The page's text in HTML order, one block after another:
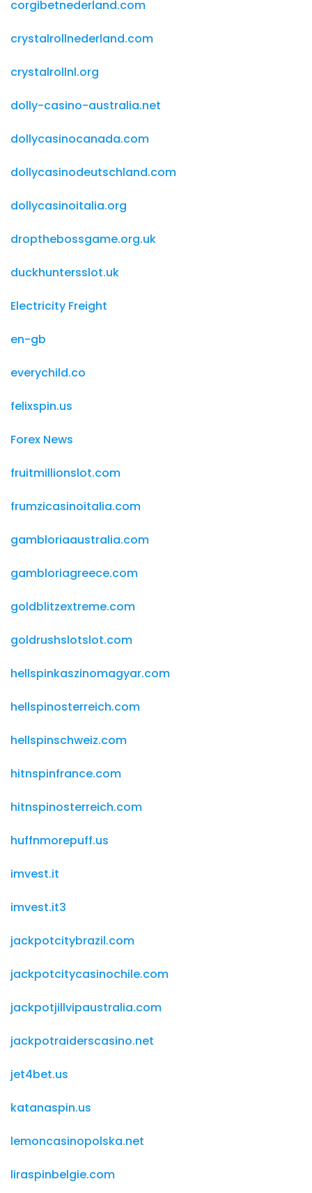
corgibetnederland.com
crystalrollnederland.com
crystalrollnl.org
dolly-casino-australia.net
dollycasinocanada.com
dollycasinodeutschland.com
dollycasinoitalia.org
dropthebossgame.org.uk
duckhuntersslot.uk
Electricity Freight
en-gb
everychild.co
felixspin.us
Forex News
fruitmillionslot.com
frumzicasinoitalia.com
gambloriaaustralia.com
gambloriagreece.com
goldblitzextreme.com
goldrushslotslot.com
hellspinkaszinomagyar.com
hellspinosterreich.com
hellspinschweiz.com
hitnspinfrance.com
hitnspinosterreich.com
huffnmorepuff.us
imvest.it
imvest.it3
jackpotcitybrazil.com
jackpotcitycasinochile.com
jackpotjillvipaustralia.com
jackpotraiderscasino.net
jet4bet.us
katanaspin.us
lemoncasinopolska.net
liraspinbelgie.com